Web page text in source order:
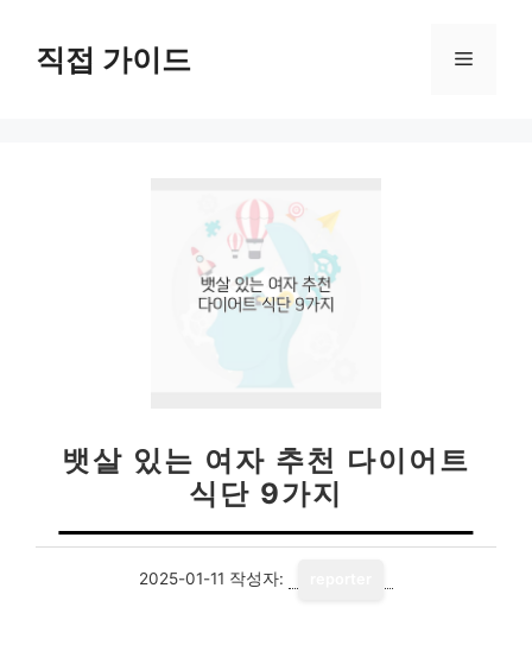
직접 가이드 메
뱃살 있는 여자 추천 다이어트
식단 9가지
2025-01-11 작성자: